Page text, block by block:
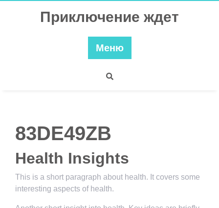
Приключение ждет
Меню
83DE49ZB
Health Insights
This is a short paragraph about health. It covers some
interesting aspects of health.